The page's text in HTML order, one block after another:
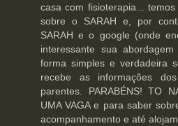
casa com fisioterapia...
sobre o SARAH e, por
SARAH e o google (onde
interessante sua
forma simples e verdadeira
recebe as informações
parentes. PARABÉNS! TO
UMA VAGA e para saber
acompanhamento e até